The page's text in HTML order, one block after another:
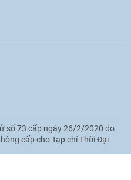
tại trại hè Artek
số 73 cấp ngày 26/2/2020 do
cấp cho Tạp chí Thời Đại